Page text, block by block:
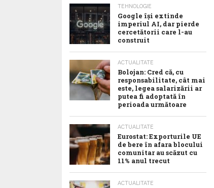
TEHNOLOGIE
Google îşi extinde
imperiul AI, dar pierde
cercetătorii care l-au
construit
ACTUALITATE
Bolojan: Cred că, cu
responsabilitate, cât mai
este, legea salarizării ar
putea fi adoptată în
perioada următoare
ACTUALITATE
Eurostat: Exporturile UE
de bere în afara blocului
comunitar au scăzut cu
11% anul trecut
ACTUALITATE